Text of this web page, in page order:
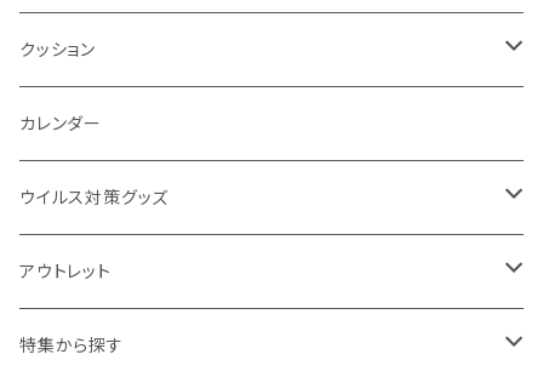
トレイ
パットカバー、ブックカバー
IDケース、パスケース、コインケース
デスク周辺
ランタン
非常食
アクセサリー・スマホケース
タッチペン
USBケーブル・ハブ
イヤホン・ヘッドフォン
マウスパッド
手持ちミラー
ビューティー雑貨
キーホルダー
時計
ネックウォーマー
マフラー・ストール
F.O.B COOP
クッション
折りたたみクッション
カレンダー
ウイルス対策グッズ
除菌グッズ
パーテーション
アウトレット
アウトレット
特集から探す